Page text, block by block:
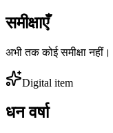
समीक्षाएँ
अभी तक कोई समीक्षा नहीं।
Digital item
धन वर्षा